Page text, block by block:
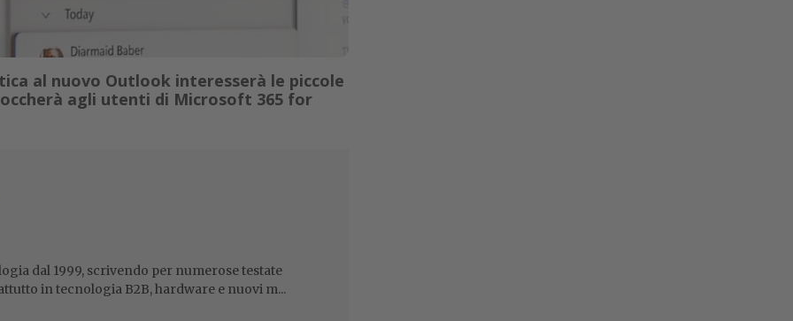
al nuovo Outlook interesserà le piccole
agli utenti di Microsoft 365 for
dal 1999, scrivendo per numerose testate
in tecnologia B2B, hardware e nuovi m...